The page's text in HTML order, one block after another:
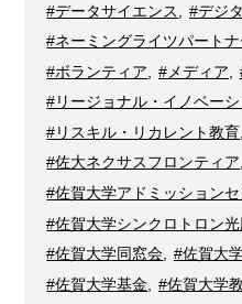
#データサイエンス
#デジ
#ネーミングライツパートナ
#ボランティア
#メディア
#リージョナル・イノベー
#リスキル・リカレント教育
#佐大ネクサスフロンティア,
#佐賀大学アドミッション
#佐賀大学シンクロトロン
#佐賀大学同窓会
#佐賀大
#佐賀大学基金
#佐賀大学